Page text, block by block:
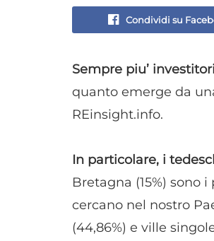
Condividi su
Sempre piu’
quanto emerge da
REinsight.info.
In particolare, i
Bretagna (15%) sono
cercano nel nostro
(44,86%) e ville